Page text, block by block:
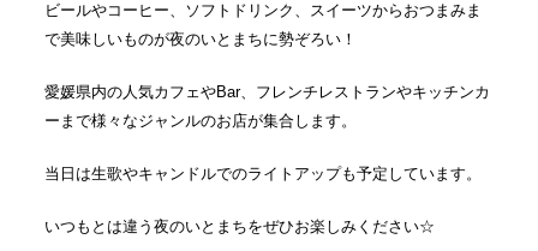
ビールやコーヒー、ソフトドリンク、スイーツからおつまみま
で美味しいものが夜のいとまちに勢ぞろい！
愛媛県内の人気カフェやBar、フレンチレストランやキッチンカ
ーまで様々なジャンルのお店が集合します。
当日は生歌やキャンドルでのライトアップも予定しています。
いつもとは違う夜のいとまちをぜひお楽しみください☆